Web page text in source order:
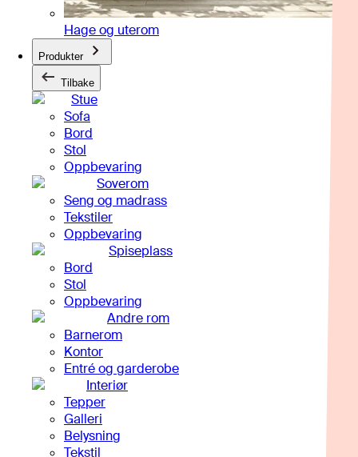
Hage og uterom
Produkter
Tilbake
Stue
Sofa
Bord
Stol
Oppbevaring
Soverom
Seng og madrass
Tekstiler
Oppbevaring
Spiseplass
Bord
Stol
Oppbevaring
Andre rom
Barnerom
Kontor
Entré og garderobe
Interiør
Tepper
Galleri
Belysning
Tekstil